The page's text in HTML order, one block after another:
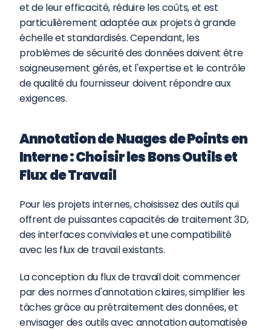
et de leur efficacité, réduire les coûts, et est
particulièrement adaptée aux projets à grande
échelle et standardisés. Cependant, les
problèmes de sécurité des données doivent être
soigneusement gérés, et l'expertise et le contrôle
de qualité du fournisseur doivent répondre aux
exigences.
Annotation de Nuages de Points en
Interne : Choisir les Bons Outils et
Flux de Travail
Pour les projets internes, choisissez des outils qui
offrent de puissantes capacités de traitement 3D,
des interfaces conviviales et une compatibilité
avec les flux de travail existants.
La conception du flux de travail doit commencer
par des normes d'annotation claires, simplifier les
tâches grâce au prétraitement des données, et
envisager des outils avec annotation automatisée